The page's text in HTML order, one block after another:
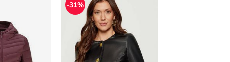
-31%